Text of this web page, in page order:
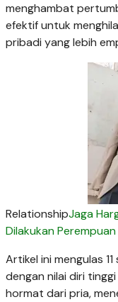
menghambat
efektif untuk
pribadi yang lebih
RelationshipJaga
Dilakukan
Artikel ini mengulas
dengan nilai diri
hormat dari pria,